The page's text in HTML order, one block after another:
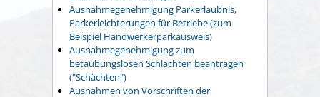
Ausnahmegenehmigung Parkerlaubnis,
Parkerleichterungen für Betriebe (zum
Beispiel Handwerkerparkausweis)
Ausnahmegenehmigung zum
betäubungslosen Schlachten beantragen
("Schächten")
Ausnahmen von Vorschriften der